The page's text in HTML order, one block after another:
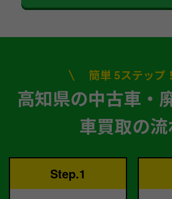
簡単 5ステップ！
高知県の中古車・
車買取の
Step.1